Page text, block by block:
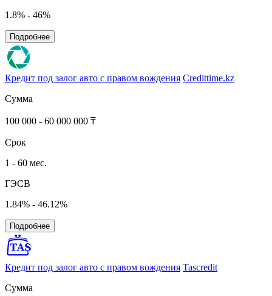
1.8% - 46%
Подробнее
Кредит под залог авто с правом вождения Credittime.kz
Сумма
100 000 - 60 000 000 ₸
Срок
1 - 60 мес.
ГЭСВ
1.84% - 46.12%
Подробнее
Кредит под залог авто с правом вождения Tascredit
Сумма